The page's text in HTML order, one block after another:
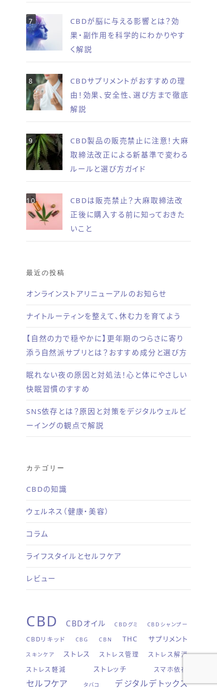
CBDが脳に与える影響とは？効
果・副作用を科学的にわかりやす
く解説
CBDサプリメントがおすすめの理
由！効果、安全性、選び方まで徹底
解説
CBD製品の販売禁止に注意！大麻
取締法改正による新基準で変わる
ルールと選び方ガイド
CBDは販売禁止？大麻取締法改
正後に購入する前に知っておきた
いこと
最近の投稿
オンラインストアリニューアルのお知らせ
ナイトルーティンを整えて、休む力を育てよう
【自然の力で穏やかに】更年期のつらさに寄り
添う自然派サプリとは？おすすめ成分と選び方
眠れない夜の原因と対処法！心と体にやさしい
快眠習慣のすすめ
SNS依存とは？原因と対策をデジタルウェルビ
ーイングの観点で解説
カテゴリー
CBDの知識
ウェルネス（健康・美容）
コラム
ライフスタイルとセルフケア
レビュー
CBD CBDオイル CBDグミ CBDシャンプー
CBDリキッド CBG CBN THC サプリメント
スキンケア ストレス ストレス管理
ストレス解消
ストレス軽減
ストレッチ スマホ依存
セルフケア タバコ デジタルデトックス